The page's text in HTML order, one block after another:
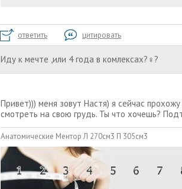
ответить цитировать
Иду к мечте ,или 4 года в комлексах?‍♀️?
Привет))) меня зовут Настя) я сейчас
смотреть на свою грудь. Ты что хочешь?
Анатомические Ментор Л 270см3 П 305см3